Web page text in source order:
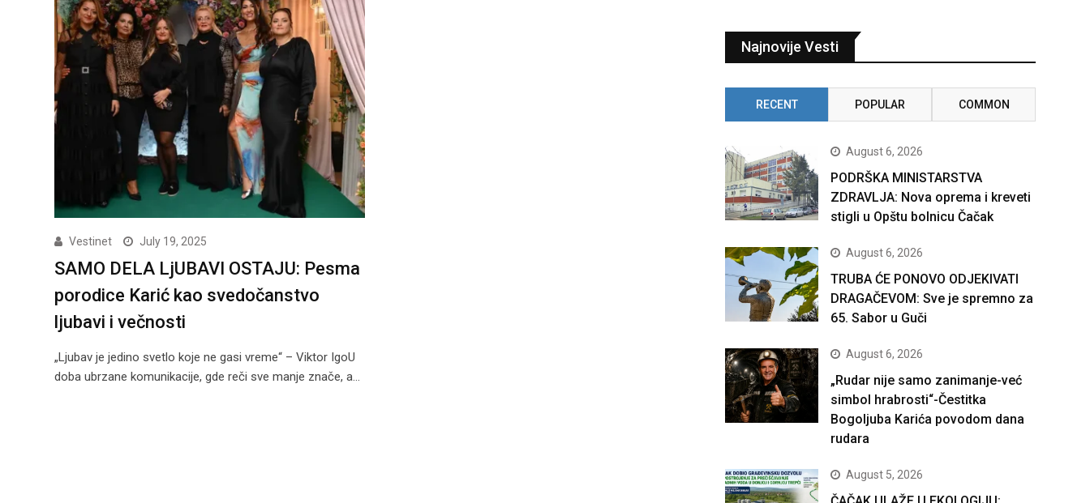
Vestinet July 19, 2025
SAMO DELA LjUBAVI OSTAJU: Pesma
porodice Karić kao svedočanstvo
ljubavi i večnosti
„Ljubav je jedino svetlo koje ne gasi vreme“ – Viktor IgoU
doba ubrzane komunikacije, gde reči sve manje znače, a…
Najnovije Vesti
RECENT POPULAR COMMON
August 6, 2026
PODRŠKA MINISTARSTVA
ZDRAVLJA: Nova oprema i kreveti
stigli u Opštu bolnicu Čačak
August 6, 2026
TRUBA ĆE PONOVO ODJEKIVATI
DRAGAČEVOM: Sve je spremno za
65. Sabor u Guči
August 6, 2026
„Rudar nije samo zanimanje-već
simbol hrabrosti“-Čestitka
Bogoljuba Karića povodom dana
rudara
August 5, 2026